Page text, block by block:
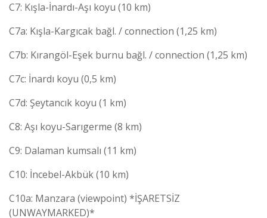
C7: Kışla-İnardı-Aşı koyu (10 km)
C7a: Kışla-Kargıcak bağl. / connection (1,25 km)
C7b: Kırangöl-Eşek burnu bağl. / connection (1,25 km)
C7c: İnardı koyu (0,5 km)
C7d: Şeytancık koyu (1 km)
C8: Aşı koyu-Sarıgerme (8 km)
C9: Dalaman kumsalı (11 km)
C10: İncebel-Akbük (10 km)
C10a: Manzara (viewpoint) *İŞARETSİZ
(UNWAYMARKED)*